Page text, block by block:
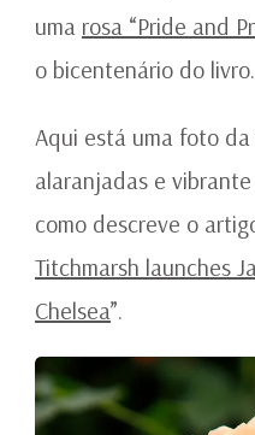
uma rosa “Pride and
o bicentenário do livro.
Aqui está uma foto da
alaranjadas e
como descreve o
Titchmarsh launches
Chelsea”.